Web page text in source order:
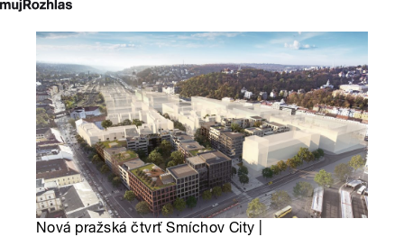
Nová pražská čtvrť Smíchov City |